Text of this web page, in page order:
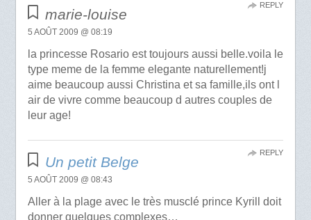
marie-louise
5 AOÛT 2009 @ 08:19
la princesse Rosario est toujours aussi belle.voila le
type meme de la femme elegante naturellement!j
aime beaucoup aussi Christina et sa famille,ils ont l
air de vivre comme beaucoup d autres couples de
leur age!
REPLY
Un petit Belge
5 AOÛT 2009 @ 08:43
Aller à la plage avec le très musclé prince Kyrill doit
donner quelques complexes…
REPLY